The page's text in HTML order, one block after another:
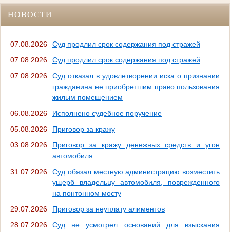
НОВОСТИ
07.08.2026
Суд продлил срок содержания под стражей
07.08.2026
Суд продлил срок содержания под стражей
07.08.2026
Суд отказал в удовлетворении иска о признании
гражданина не приобретшим право пользования
жилым помещением
06.08.2026
Исполнено судебное поручение
05.08.2026
Приговор за кражу
03.08.2026
Приговор за кражу денежных средств и угон
автомобиля
31.07.2026
Суд обязал местную администрацию возместить
ущерб владельцу автомобиля, поврежденного
на понтонном мосту
29.07.2026
Приговор за неуплату алиментов
28.07.2026
Суд не усмотрел оснований для взыскания